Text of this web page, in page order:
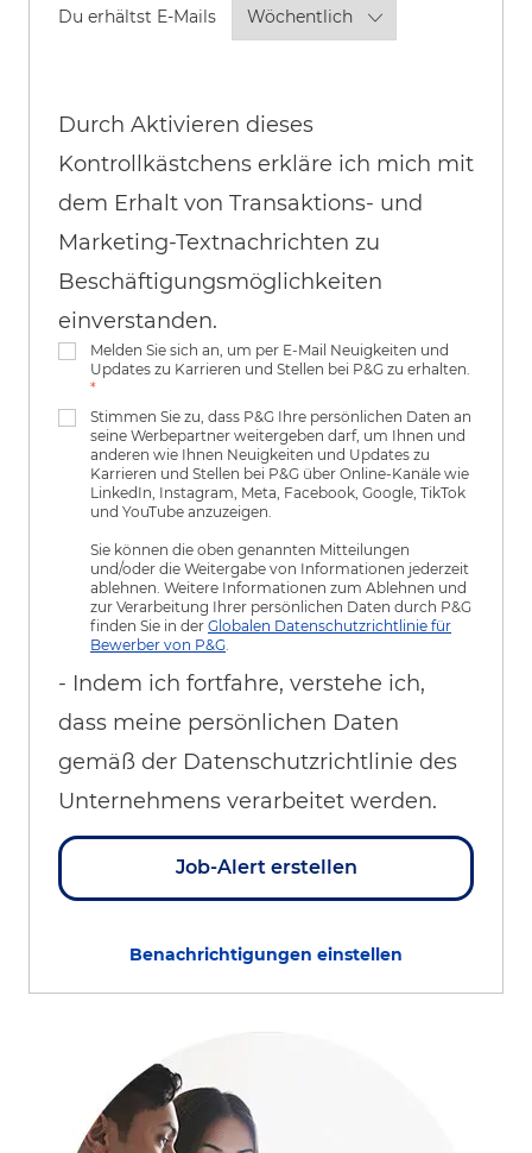
Du erhältst E-MailsRequired
Durch Aktivieren dieses
Kontrollkästchens erkläre ich mich mit
dem Erhalt von Transaktions- und
Marketing-Textnachrichten zu
Beschäftigungsmöglichkeiten
einverstanden.
Melden Sie sich an, um per E-Mail Neuigkeiten und
Updates zu Karrieren und Stellen bei P&G zu erhalten.
*
Stimmen Sie zu, dass P&G Ihre persönlichen Daten an
seine Werbepartner weitergeben darf, um Ihnen und
anderen wie Ihnen Neuigkeiten und Updates zu
Karrieren und Stellen bei P&G über Online-Kanäle wie
LinkedIn, Instagram, Meta, Facebook, Google, TikTok
und YouTube anzuzeigen.
Sie können die oben genannten Mitteilungen
und/oder die Weitergabe von Informationen jederzeit
ablehnen. Weitere Informationen zum Ablehnen und
zur Verarbeitung Ihrer persönlichen Daten durch P&G
finden Sie in der Globalen Datenschutzrichtlinie für
Bewerber von P&G
- Indem ich fortfahre, verstehe ich,
dass meine persönlichen Daten
gemäß der Datenschutzrichtlinie des
Unternehmens verarbeitet werden.
Job-Alert erstellen
Benachrichtigungen einstellen